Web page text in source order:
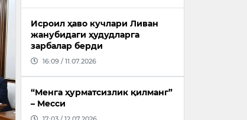
Исроил ҳаво кучлари Ливан
жанубидаги ҳудудларга
зарбалар берди
16:09 / 11.07.2026
“Менга ҳурматсизлик қилманг”
– Месси